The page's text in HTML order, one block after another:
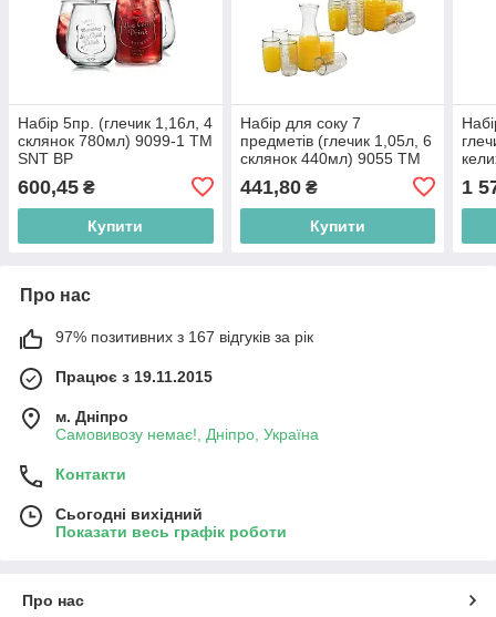
Набір 5пр. (глечик 1,16л, 4
склянок 780мл) 9099-1 ТМ
SNT BP
600,45 ₴
Купити
Набір для соку 7
предметів (глечик 1,05л, 6
склянок 440мл) 9055 ТМ
441,80₴
Купити
1
Про нас
97% позитивних з 167 відгуків за рік
Працює з 19.11.2015
м. Дніпро
Самовивозу немає!, Дніпро, Україна
Контакти
Сьогодні вихідний
Показати весь графік роботи
Про нас